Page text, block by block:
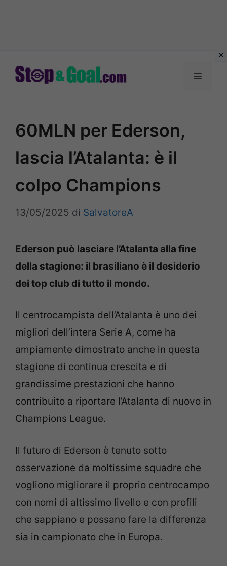
Menu
60MLN per Ederson,
lascia l’Atalanta: è il
colpo Champions
13/05/2025 di SalvatoreA
Ederson può lasciare l’Atalanta alla fine
della stagione: il brasiliano è il desiderio
dei top club di tutto il mondo.
Il centrocampista dell’Atalanta è uno dei
migliori dell’intera Serie A, come ha
ampiamente dimostrato anche in questa
stagione di continua crescita e di
grandissime prestazioni che hanno
contribuito a riportare l’Atalanta di nuovo in
Champions League.
Il futuro di Ederson è tenuto sotto
osservazione da moltissime squadre che
vogliono migliorare il proprio centrocampo
con nomi di altissimo livello e con profili
che sappiano e possano fare la differenza
sia in campionato che in Europa.